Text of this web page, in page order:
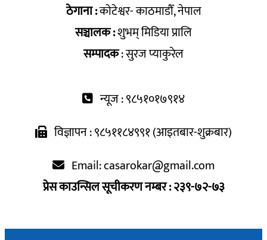
ठेगाना :कोटेश्वर- काठमाडौँ, नेपाल
सञ्चालक :शुभम् मिडिया प्रालि
सम्पादक: सुरज प्याकुरेल
न्यूज : ९८५१०१७९१४
विज्ञापन : ९८५११८४९९१ (आइतबार-शुक्रबार)
Email:casarokar@gmail.com
प्रेस काउन्सिल सूचीकरण नम्बर : २३९-७२-७३